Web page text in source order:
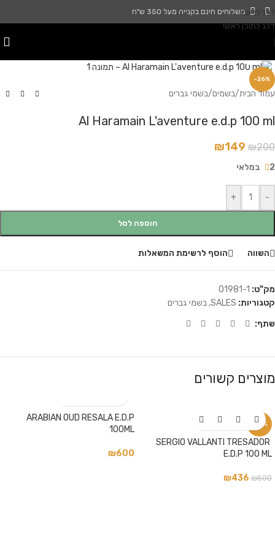
דלג לניווט
דלג לתוכן ראשי
משלוחים חינם בקנייה מעל 350 ש"ח
-26%
עמוד הבית/בשמים/בשמי גברים
Al Haramain L'aventure e.d.p 100 ml
₪200
₪149
2 במלאי
-
+
הוספה לסל
השווה הוסף לרשימת המשאלות
מק"ט: 01981-1
קטגוריות: SALES
, בשמי גברים
שתף:
מוצרים קשורים
-13%
SERGIO VALLANTI TRESADOR
E.D.P 100 ML
₪500
₪436
ARABIAN OUD RESALA E.D.P
100ML
₪600